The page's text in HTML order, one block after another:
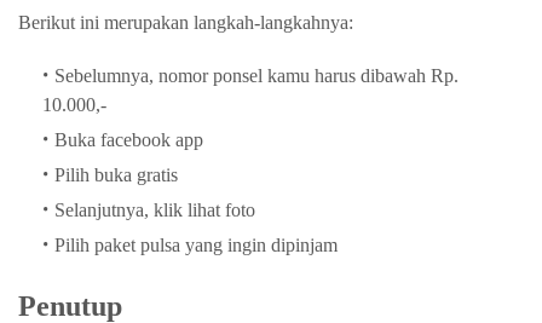
Berikut ini merupakan langkah-langkahnya:
Sebelumnya, nomor ponsel kamu harus dibawah Rp.
10.000,-
Buka facebook app
Pilih buka gratis
Selanjutnya, klik lihat foto
Pilih paket pulsa yang ingin dipinjam
Penutup